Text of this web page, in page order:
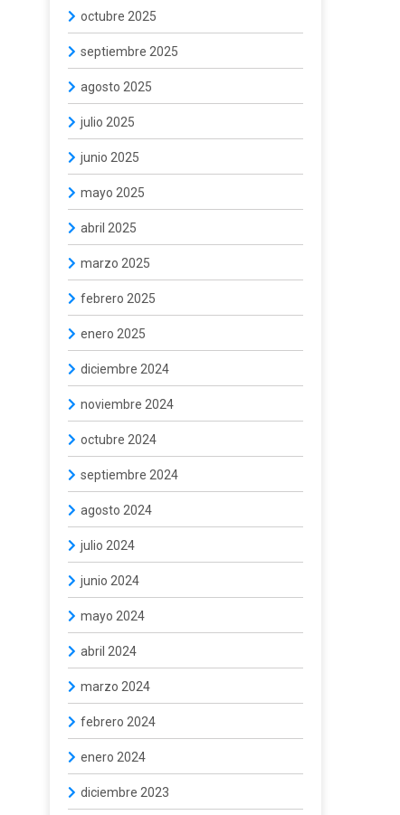
octubre 2025
septiembre 2025
agosto 2025
julio 2025
junio 2025
mayo 2025
abril 2025
marzo 2025
febrero 2025
enero 2025
diciembre 2024
noviembre 2024
octubre 2024
septiembre 2024
agosto 2024
julio 2024
junio 2024
mayo 2024
abril 2024
marzo 2024
febrero 2024
enero 2024
diciembre 2023